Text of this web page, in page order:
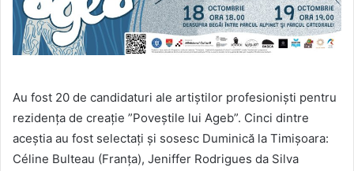
Au fost 20 de candidaturi ale artiștilor profesioniști pentru
rezidența de creație ”Poveștile lui Ageb”. Cinci dintre
aceștia au fost selectați și sosesc Duminică la Timișoara:
Céline Bulteau (Franța), Jeniffer Rodrigues da Silva